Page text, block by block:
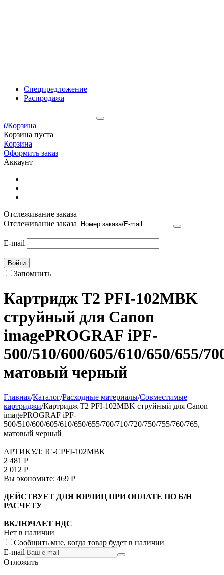
Спецпредложение
Распродажа
0Корзина
Корзина пуста
Корзина
Оформить заказ
Аккаунт
Отслеживание заказа
Отслеживание заказа
E-mail
Войти
Запомнить
Картридж T2 PFI-102MBK
струйный для Canon
imagePROGRAF iPF-
500/510/600/605/610/650/655/
матовый черный
Главная/Каталог/Расходные материалы/Совместимые
картриджи/Картридж T2 PFI-102MBK струйный для Canon
imagePROGRAF iPF-
500/510/600/605/610/650/655/700/710/720/750/755/760/765,
матовый черный
АРТИКУЛ: IC-CPFI-102MBK
2 481 Р
2 012 Р
Вы экономите: 469 Р
ДЕЙСТВУЕТ ДЛЯ ЮРЛИЦ ПРИ ОПЛАТЕ ПО Б/Н
РАСЧЕТУ
ВКЛЮЧАЕТ НДС
Нет в наличии
Сообщить мне, когда товар будет в наличии
E-mail
Отложить